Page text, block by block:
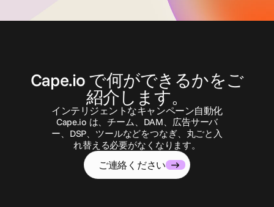
お問 い 合わ せ
Cape.io で何ができるかをご
紹介します。
インテリジェントなキャンペーン自動化
Cape.io は、チーム、DAM、広告サーバ
ー、DSP、ツールなどをつなぎ、丸ごと入
れ替える必要がなくなります。
ご連絡ください